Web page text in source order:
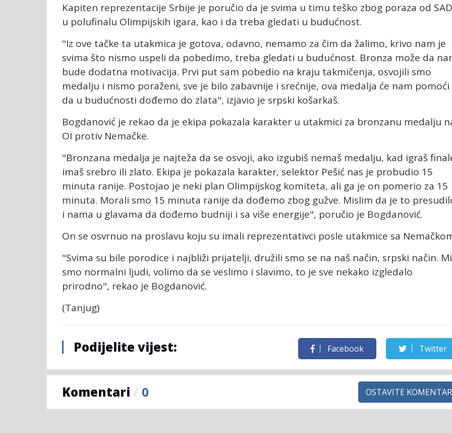
Kapiten reprezentacije Srbije je poručio da je svima u timu teško zbog poraza od SAD
u polufinalu Olimpijskih igara, kao i da treba gledati u budućnost.
"Iz ove tačke ta utakmica je gotova, odavno, nemamo za čim da žalimo, krivo nam je
svima što nismo uspeli da pobedimo, treba gledati u budućnost. Bronza može da
bude dodatna motivacija. Prvi put sam pobedio na kraju takmičenja, osvojili smo
medalju i nismo poraženi, sve je bilo zabavnije i srećnije, ova medalja će nam pomoći
da u budućnosti dođemo do zlata", izjavio je srpski košarkaš.
Bogdanović je rekao da je ekipa pokazala karakter u utakmici za bronzanu medalju
OI protiv Nemačke.
"Bronzana medalja je najteža da se osvoji, ako izgubiš nemaš medalju, kad igraš
imaš srebro ili zlato. Ekipa je pokazala karakter, selektor Pešić nas je probudio 15
minuta ranije. Postojao je neki plan Olimpijskog komiteta, ali ga je on pomerio za 15
minuta. Morali smo 15 minuta ranije da dođemo zbog gužve. Mislim da je to
i nama u glavama da dođemo budniji i sa više energije", poručio je Bogdanović.
On se osvrnuo na proslavu koju su imali reprezentativci posle utakmice sa
"Svima su bile porodice i najbliži prijatelji, družili smo se na naš način, srpski način. Mi
smo normalni ljudi, volimo da se veslimo i slavimo, to je sve nekako izgledalo
prirodno", rekao je Bogdanović.
(Tanjug)
Podijelite vijest: Facebook Twitter
Komentari / 0 OSTAVITE KOMENTAR